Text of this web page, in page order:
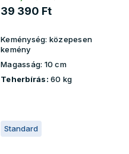
39 390 Ft
Keménység: közepesen
kemény
Magasság: 10 cm
Teherbírás: 60 kg
Standard